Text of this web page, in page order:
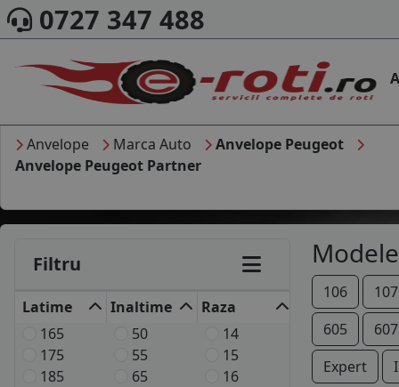
0727 347 488
Anvelope Marca Auto
Anvelope Peugeot
Anvelope Peugeot Partner
Filtru
Latime
165
175
185
Inaltime
50
55
65
Raza
14
15
16
106 107
605
607
Expert